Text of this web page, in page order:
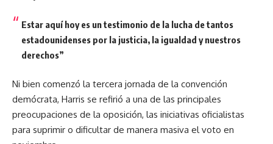
Estar aquí hoy es un testimonio de la lucha de tantos
estadounidenses por la justicia, la igualdad y nuestros
derechos”
Ni bien comenzó la tercera jornada de la convención
demócrata, Harris se refirió a una de las principales
preocupaciones de la oposición, las iniciativas oficialistas
para suprimir o dificultar de manera masiva el voto en